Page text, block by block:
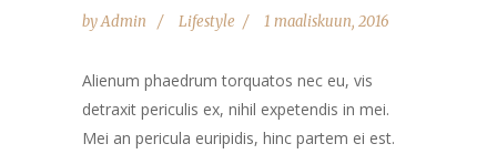
byAdmin Lifestyle 1 maaliskuun, 2016
Alienum phaedrum torquatos nec eu, vis
detraxit periculis ex, nihil expetendis in mei.
Mei an pericula euripidis, hinc partem ei est.